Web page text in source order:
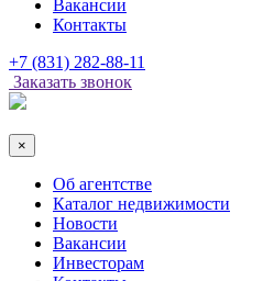
Вакансии
Контакты
+7 (831) 282-88-11
Заказать звонок
×
Об агентстве
Каталог недвижимости
Новости
Вакансии
Инвесторам